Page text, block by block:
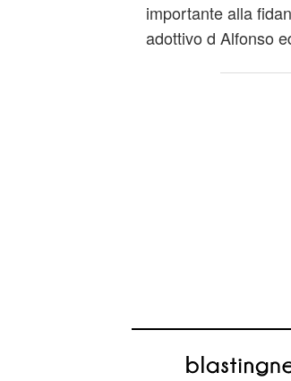
importante alla
adottivo d Alfonso